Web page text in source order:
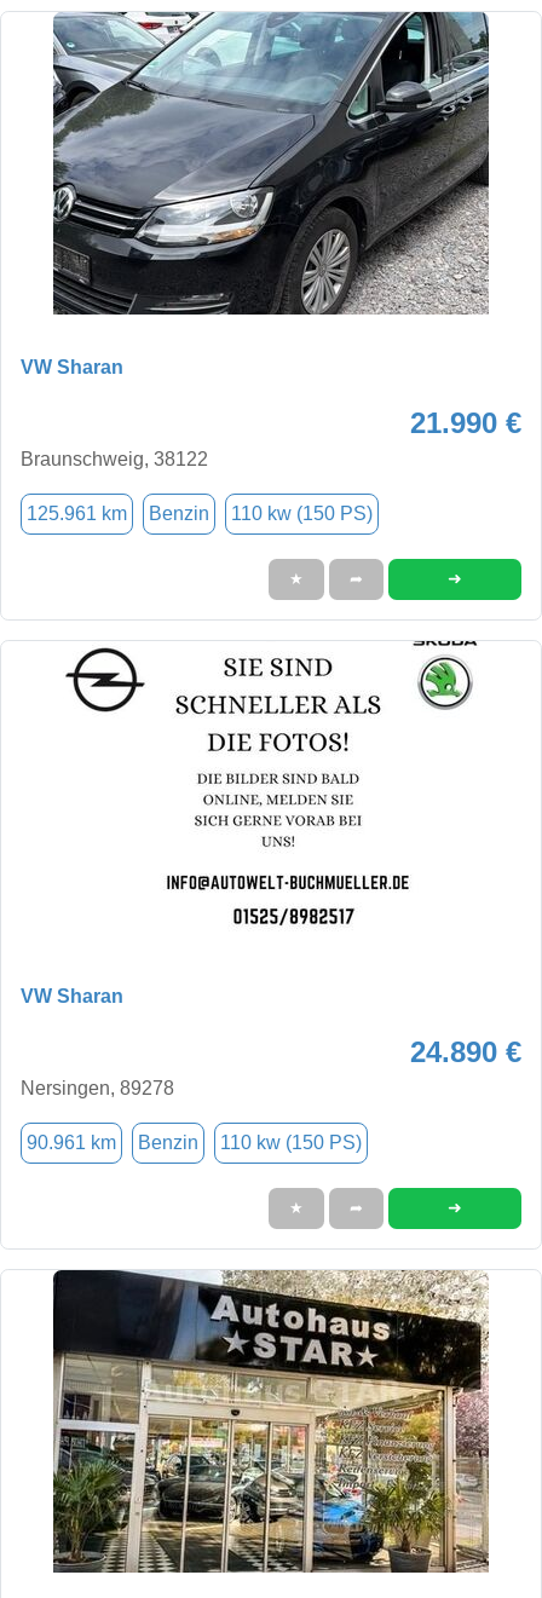
VW Sharan
21.990 €
Braunschweig, 38122
125.961 km Benzin 110 kw (150 PS)
★ ➦ ➜
VW Sharan
24.890 €
Nersingen, 89278
90.961 km Benzin 110 kw (150 PS)
★ ➦ ➜